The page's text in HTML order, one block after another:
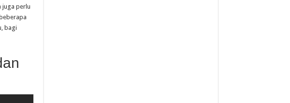
juga perlu
bagi